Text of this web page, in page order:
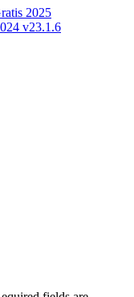
2025
v23.1.6